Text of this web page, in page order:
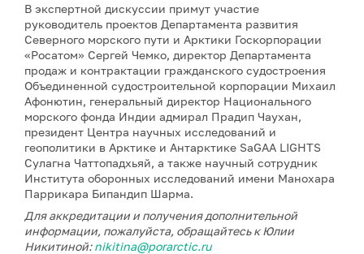
В экспертной дискуссии примут участие
руководитель проектов Департамента развития
Северного морского пути и Арктики Госкорпорации
«Росатом» Сергей Чемко, директор Департамента
продаж и контрактации гражданского судостроения
Объединенной судостроительной корпорации Михаил
Афонютин, генеральный директор Национального
морского фонда Индии адмирал Прадип Чаухан,
президент Центра научных исследований и
геополитики в Арктике и Антарктике SaGAA LIGHTS
Сулагна Чаттопадхьяй, а также научный сотрудник
Института оборонных исследований имени Манохара
Паррикара Бипандип Шарма.
Для аккредитации и получения дополнительной
информации, пожалуйста, обращайтесь к Юлии
Никитиной:nikitina@porarctic.ru